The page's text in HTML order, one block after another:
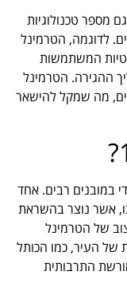
טרמינל 1 הטמיע גם מספר טכנולוגיות
לדוגמה, הטרמינל
המשתמשות
ההגירה. הטרמינל
מה שמקל להישאר
במובנים רבים. אחד
אשר נוצר בהשראת
של הטרמינל
של העיר, כמו הכותל
התרבותית